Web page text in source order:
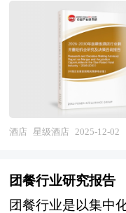
和提供的大量资料
需状况、发展现状
析，重点分析了国
如何面对行业的发
竞争力，以及行业
告还综合了智能餐
在产品方面提供了
门以及拟进入该行
值，对于研究我国
用什么样的眼光来
展，区域的发展。
是分层的，上到世
问题。中美关系怎
就叫国际战略、世
东盟、中亚、
报告，那叫国家发
还有省域战略，市
团战略、组织战略
面跟进相关规划的
规划指导目标和度
议，为度假村行业
研究成果。 中研普
监测，分析度假村
取能力、产业链和
研究方法帮助客户
资价值和投资机会
经济和产业发展的
走向和监管体制的
潜力，基于重点细
产业规模、产业结
盈利水平等多个角
展方向。预测未来
户拨开政策迷雾，
后的发展与投资策
争中洞察先机，根
型、度假型、会议
产业链的核心节点
竞争力的重要表征
于存量优化与增量
升级、技术迭代与
经历从规模扩张向
公司所有权的形式
酒店 星级酒店 2025-12-02
团餐行业研究报告
团餐行业是以集中